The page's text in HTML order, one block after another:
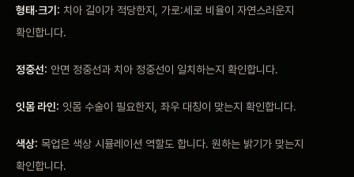
형태·크기: 치아 길이가 적당한지, 가로:세로 비율이 자연스러운지
확인합니다.
정중선: 안면 정중선과 치아 정중선이 일치하는지 확인합니다.
잇몸 라인: 잇몸 수술이 필요한지, 좌우 대칭이 맞는지 확인합니다.
색상: 목업은 색상 시뮬레이션 역할도 합니다. 원하는 밝기가 맞는지
확인합니다.